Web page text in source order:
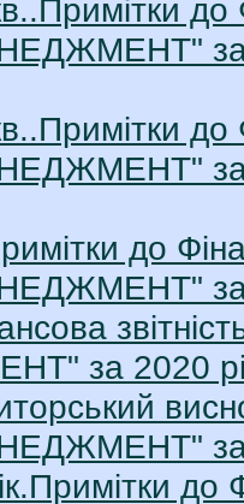
за
за
до
за
за 2020
за
до